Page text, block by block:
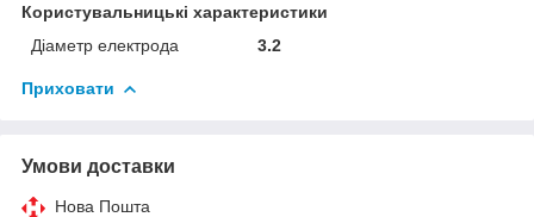
Користувальницькі характеристики
Діаметр електрода
3.2
Приховати
Умови доставки
Нова Пошта